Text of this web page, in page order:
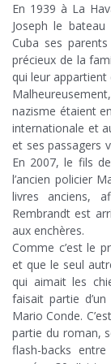
En 1939 à La
Joseph le bateau
Cuba ses
précieux de la
qui leur appartient
nazisme étaient
internationale et
et ses passagers
En 2007, le fils
l’ancien policier
livres anciens,
Rembrandt est
aux enchères.
Comme c’est le
et que le seul
qui aimait les
faisait partie
Mario Conde.
partie du roman,
flash-backs